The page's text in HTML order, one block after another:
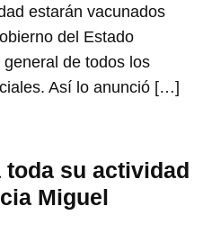
estarán vacunados
del Estado
de todos los
Así lo anunció […]
toda su actividad
Miguel